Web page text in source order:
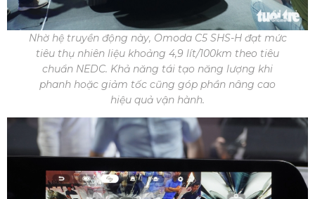
Nhờ hệ truyền động này, Omoda C5 SHS-H đạt mức
tiêu thụ nhiên liệu khoảng 4,9 lít/100km theo tiêu
chuẩn NEDC. Khả năng tái tạo năng lượng khi
phanh hoặc giảm tốc cũng góp phần nâng cao
hiệu quả vận hành.